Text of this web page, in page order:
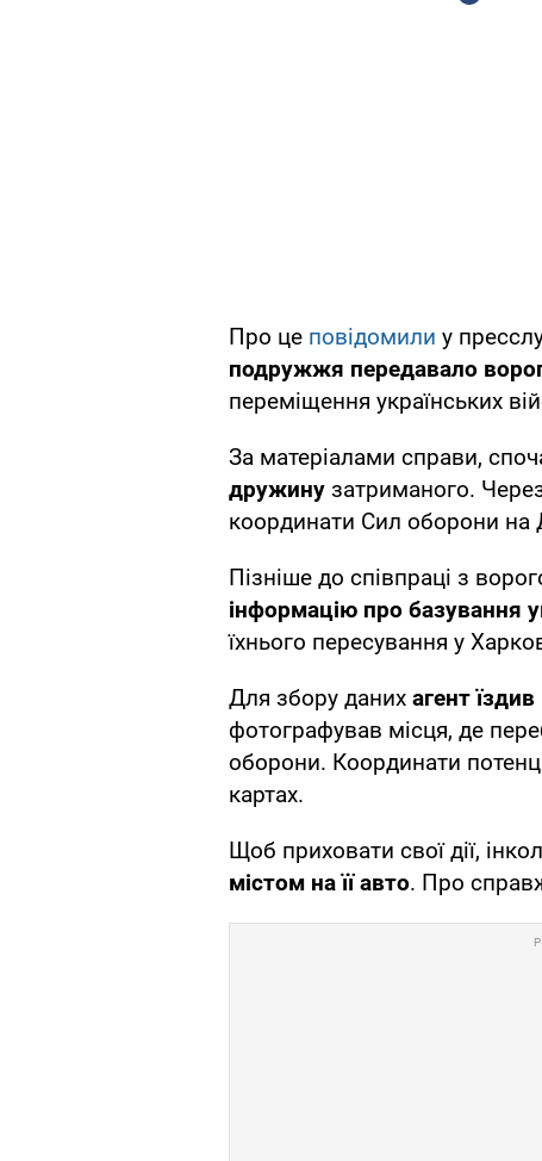
Про це повідомили у
подружжя передавало
переміщення українських
За матеріалами справи,
дружину затриманого.
координати Сил оборони на
Пізніше до співпраці з
інформацію про базування
їхнього пересування у
Для збору даних агент
фотографував місця, де
оборони. Координати
картах.
Щоб приховати свої дії,
містом на її авто. Про